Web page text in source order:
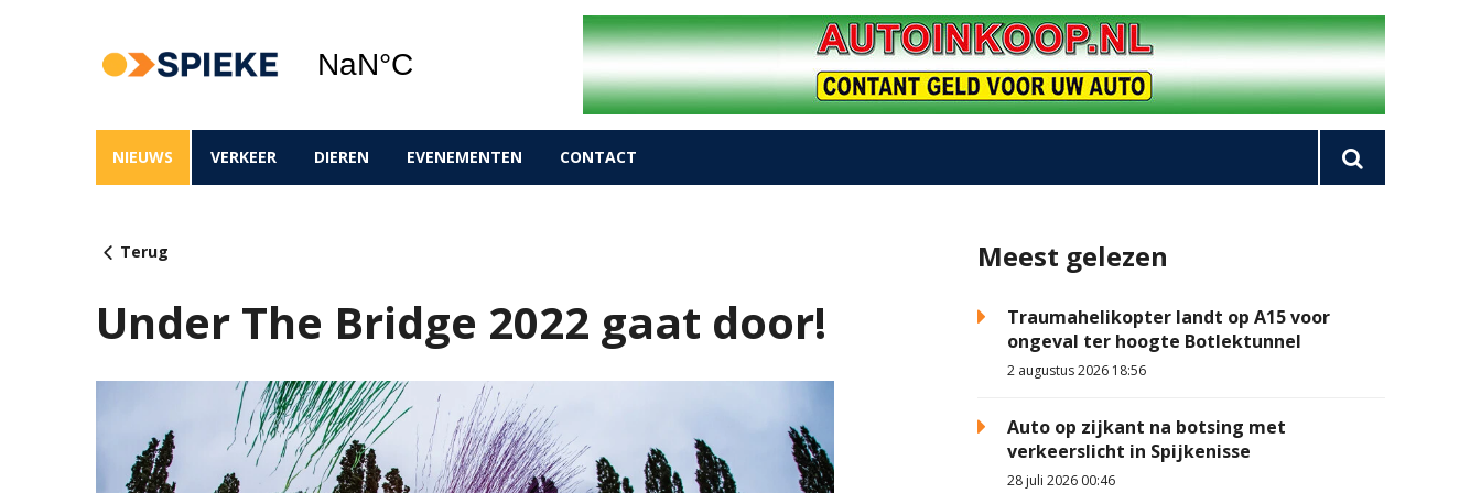
NIEUWS VERKEER DIEREN EVENEMENTEN CONTACT
Terug
Under The Bridge 2022 gaat door!
Meest gelezen
Traumahelikopter landt op A15 voor
ongeval ter hoogte Botlektunnel
2 augustus 2026 18:56
Auto op zijkant na botsing met
verkeerslicht in Spijkenisse
28 juli 2026 00:46